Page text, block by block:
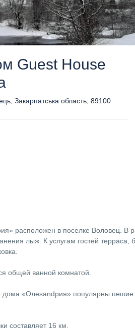
Guest House
Закарпатська область, 89100
расположен в поселке Воловец. В
лыж. К услугам гостей терраса,
общей ванной комнатой.
дома «Олеsandрия» популярны
составляет 16 км.